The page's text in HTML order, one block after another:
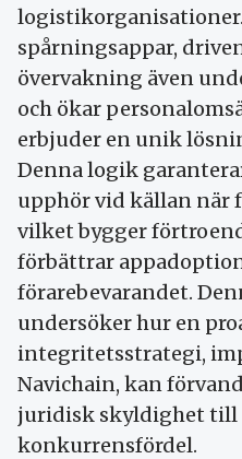
spårningsappar,
övervakning även
och ökar
erbjuder en unik
Denna logik
upphör vid källan när
vilket bygger
förbättrar
förarebevarandet.
undersöker hur en
integritetsstrategi,
Navichain, kan
juridisk skyldighet till
konkurrensfördel.